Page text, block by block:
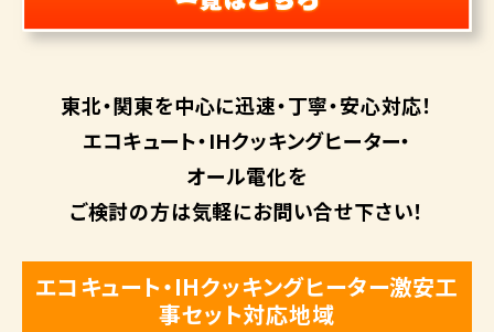
東北・関東を中心に迅速・丁寧・安心対応！
エコキュート・IHクッキングヒーター・
オール電化を
ご検討の方は気軽にお問い合せ下さい！
エコキュート・IHクッキングヒーター激安工
事セット対応地域